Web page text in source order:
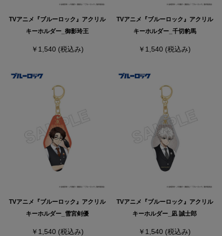
TVアニメ『ブルーロック』アクリル
キーホルダー_御影玲王
￥1,540 (税込み)
TVアニメ『ブルーロック』アクリル
キーホルダー_千切豹馬
￥1,540 (税込み)
TVアニメ『ブルーロック』アクリル
キーホルダー_雪宮剣優
￥1,540 (税込み)
TVアニメ『ブルーロック』アクリル
キーホルダー_凪 誠士郎
￥1,540 (税込み)